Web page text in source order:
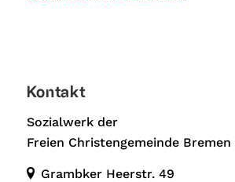
Kontakt
Sozialwerk der
Freien Christengemeinde Bremen
Grambker Heerstr. 49